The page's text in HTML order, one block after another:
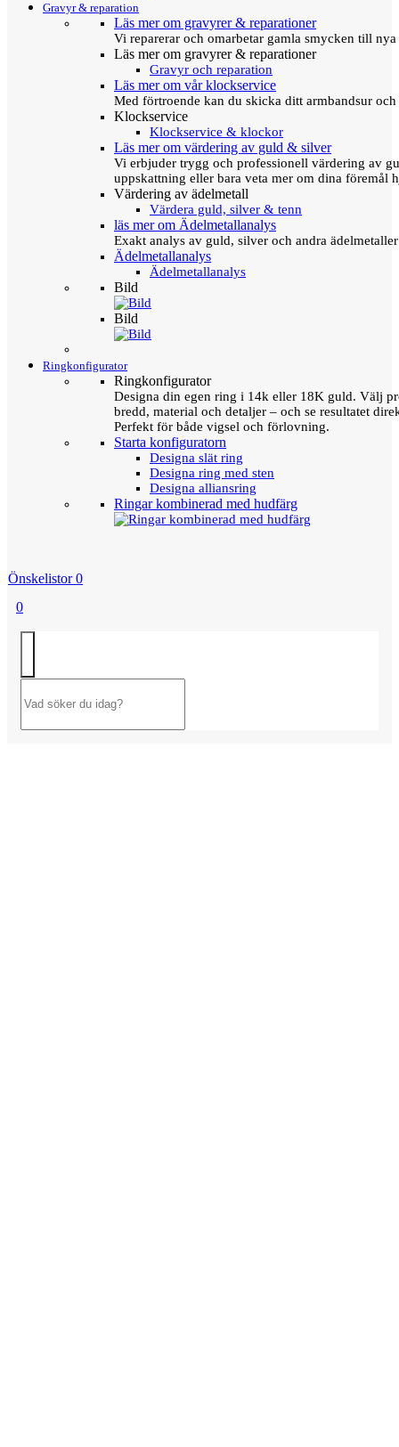
Gravyr & reparation
Läs mer om gravyrer & reparationer
Vi reparerar och omarbetar gamla smycken till
Läs mer om gravyrer & reparationer
Gravyr och reparation
Läs mer om vår klockservice
Med förtroende kan du skicka ditt armbandsur
Klockservice
Klockservice & klockor
Läs mer om värdering av guld & silver
Vi erbjuder trygg och professionell värdering av
uppskattning eller bara veta mer om dina föremål
Värdering av ädelmetall
Värdera guld, silver & tenn
läs mer om Ädelmetallanalys
Exakt analys av guld, silver och andra
Ädelmetallanalys
Ädelmetallanalys
Bild
Bild
Ringkonfigurator
Ringkonfigurator
Designa din egen ring i 14k eller 18K guld. Välj
bredd, material och detaljer – och se resultatet
Perfekt för både vigsel och förlovning.
Starta konfiguratorn
Designa slät ring
Designa ring med sten
Designa alliansring
Ringar kombinerad med hudfärg
Önskelistor 0
0